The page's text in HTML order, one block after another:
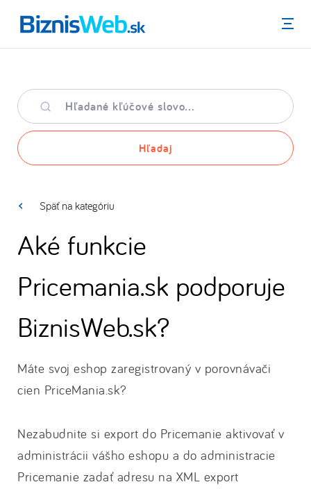
Menu
Hľadané
kľúčové
slovo
Hľadaj
Späť na kategóriu
Aké funkcie
Pricemania.sk podporuje
BiznisWeb.sk?
Máte svoj eshop zaregistrovaný v porovnávači
cien PriceMania.sk?
Nezabudnite si export do Pricemanie aktivovať v
administrácii vášho eshopu a do administracie
Pricemanie zadať adresu na XML export